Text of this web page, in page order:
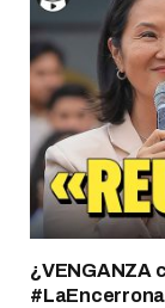
¿VENGANZA
#LaEncerrona